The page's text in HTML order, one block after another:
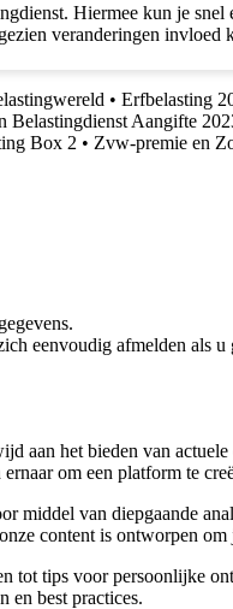
Hiermee kun je
veranderingen invloed
• Erfbelasting
Belastingdienst Aangifte
Box 2 • Zvw-premie en
eenvoudig afmelden als u
het bieden van
om een platform te
middel van diepgaande
content is ontworpen om
tot tips voor persoonlijke
en best practices.